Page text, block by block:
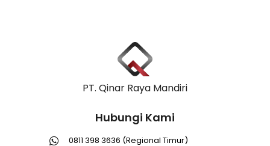
PT. Qinar Raya Mandiri
Hubungi Kami
0811 398 3636 (Regional Timur)